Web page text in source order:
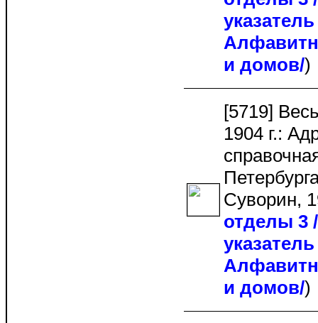
и домов/
[5719]
1904 г.:
Суворин,
отделы 3
и домов/